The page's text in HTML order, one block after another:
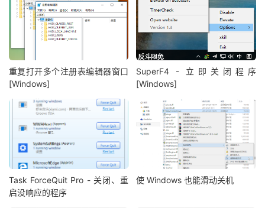
重复打开多个注册表编辑器窗口
[Windows]
SuperF4 - 立即关闭程序
[Windows]
Task ForceQuit Pro - 关闭、重
启没响应的程序
使 Windows 也能滑动关机